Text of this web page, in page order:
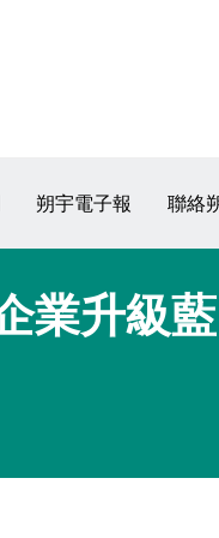
朔宇電子報 聯絡
業升級